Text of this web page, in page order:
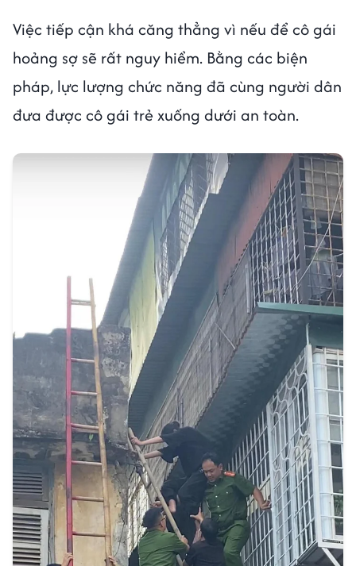
Việc tiếp cận khá căng thẳng vì nếu để cô gái
hoảng sợ sẽ rất nguy hiểm. Bằng các biện
pháp, lực lượng chức năng đã cùng người dân
đưa được cô gái trẻ xuống dưới an toàn.